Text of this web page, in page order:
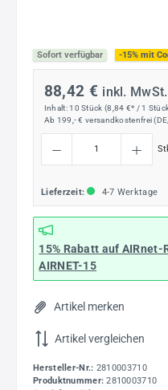
Sofort verfügbar -15% mit
88,42 € inkl. MwSt.
Inhalt: 10 Stück (8,84 €* / 1
Ab 199,- € versandkostenfrei
Lieferzeit: 4-7 Werktage
15% Rabatt auf AIRnet-
AIRNET-15
Artikel merken
Artikel vergleichen
Hersteller-Nr.: 2810003710
Produktnummer: 2810003710